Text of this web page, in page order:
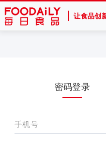
让食品创
密码登录
手机号